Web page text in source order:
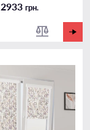
2933 грн.